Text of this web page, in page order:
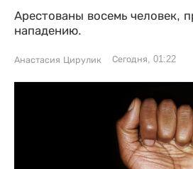
Арестованы восемь человек,
нападению.
Анастасия Цирулик Сегодня, 01:22